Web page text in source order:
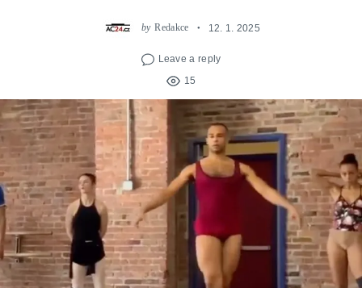
by Redakce 12. 1. 2025
Leave a reply
15